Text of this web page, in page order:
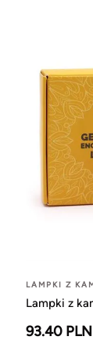
LAMPKI Z
Lampki z
93.40 PLN